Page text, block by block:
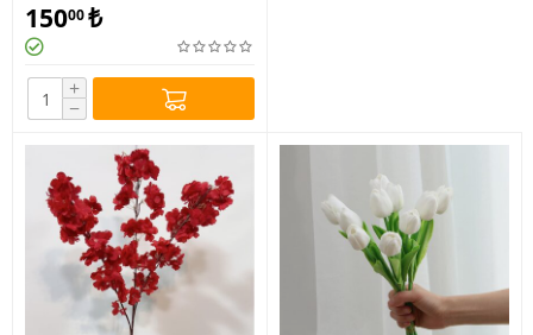
15000₺
+
−